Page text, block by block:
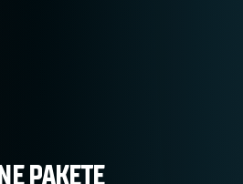
PAKETE